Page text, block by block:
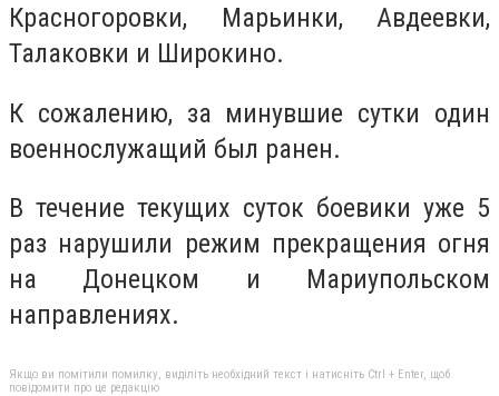
Красногоровки, Марьинки, Авдеевки,
Талаковки и Широкино.
К сожалению, за минувшие сутки один
военнослужащий был ранен.
В течение текущих суток боевики уже 5
раз нарушили режим прекращения огня
на Донецком и Мариупольском
направлениях.
Якщо ви помітили помилку, виділіть необхідний текст і натисніть Ctrl + Enter, щоб
повідомити про це редакцію